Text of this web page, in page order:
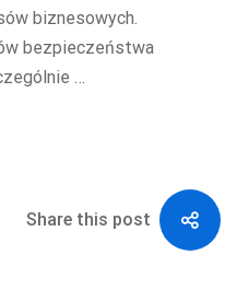
biznesowych.
bezpieczeństwa
…
Share this post